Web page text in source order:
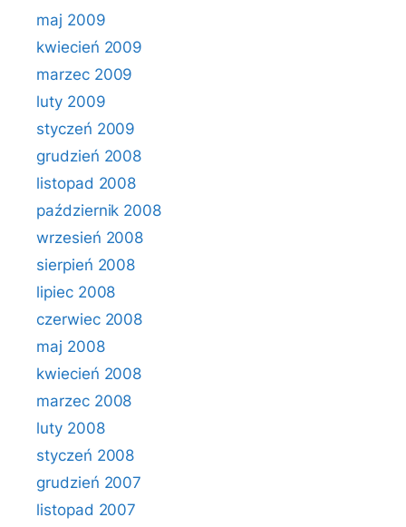
maj 2009
kwiecień 2009
marzec 2009
luty 2009
styczeń 2009
grudzień 2008
listopad 2008
październik 2008
wrzesień 2008
sierpień 2008
lipiec 2008
czerwiec 2008
maj 2008
kwiecień 2008
marzec 2008
luty 2008
styczeń 2008
grudzień 2007
listopad 2007